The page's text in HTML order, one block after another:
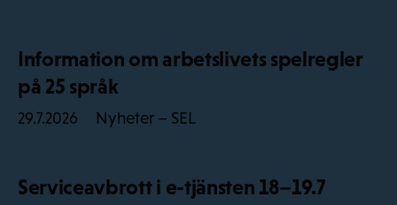
Information om arbetslivets spelregler
på 25 språk
29.7.2026 Nyheter – SEL
Serviceavbrott i e-tjänsten 18–19.7